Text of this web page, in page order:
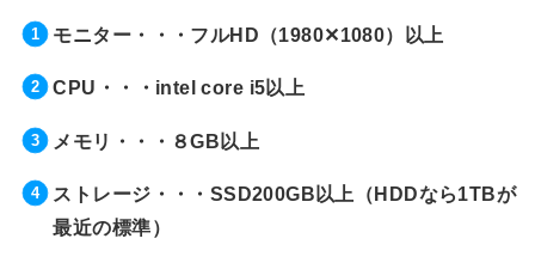
モニター・・・フルHD（1980✕1080）以上
CPU ・・・intel core i5以上
メモリ・・・８GB以上
ストレージ・・・SSD200GB以上（HDDなら1TBが
最近の標準）